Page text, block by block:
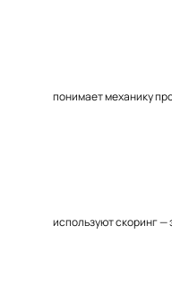
понимает механику
используют скоринг —